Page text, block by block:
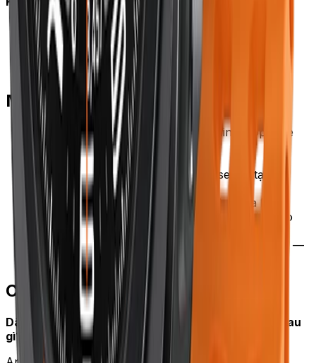
Lau bằng khăn microfiber sau khi đeo
Tránh hóa chất, nước hoa
Đánh bóng định kỳ 6 tháng nếu mờ
Có thể vệ sinh siêu âm tại cửa hàng đồng hồ
Mua ở đâu
Apple chính hãng: Apple Store online; TopZone
(FPT Shop ủy quyền);
apple.com/vn/shop/watch/bands
OEM cao cấp
: Spigen, Nomad, Casetify (tại
ShopDunk, FPT Shop)
Dây Việt giá tốt: Anhem, JCPAL (Lazada Mall)
Dây fashion
: Casetify, ShopDunk (giảm giá theo
theme bộ sưu tập)
Tránh
: shop online giá thấp hơn 50% giá Apple —
dây giả silicon kích ứng da
Câu hỏi thường gặp
Dây Apple chính hãng và dây bên thứ 3 — khác nhau
gì?